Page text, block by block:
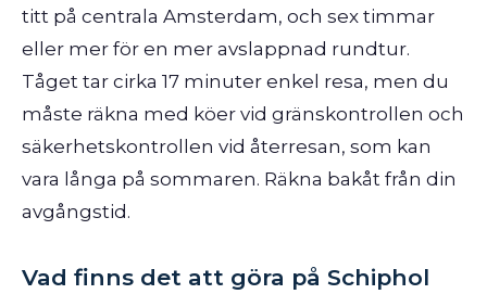
titt på centrala Amsterdam, och sex timmar
eller mer för en mer avslappnad rundtur.
Tåget tar cirka 17 minuter enkel resa, men du
måste räkna med köer vid gränskontrollen och
säkerhetskontrollen vid återresan, som kan
vara långa på sommaren. Räkna bakåt från din
avgångstid.
Vad finns det att göra på Schiphol